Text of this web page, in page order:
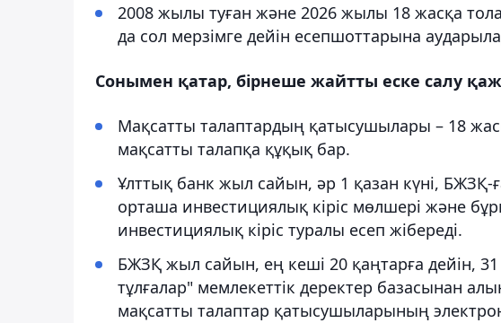
2008 жылы туған және 2026 жылы 18 жасқа
да сол мерзімге дейін есепшоттарына
Сонымен қатар, бірнеше жайтты еске салу
Мақсатты талаптардың қатысушылары – 18
мақсатты талапқа құқық бар.
Ұлттық банк жыл сайын, әр 1 қазан күні,
орташа инвестициялық кіріс мөлшері және
инвестициялық кіріс туралы есеп жібереді.
БЖЗҚ жыл сайын, ең кеші 20 қаңтарға дейін,
тұлғалар" мемлекеттік деректер базасынан
мақсатты талаптар қатысушыларының